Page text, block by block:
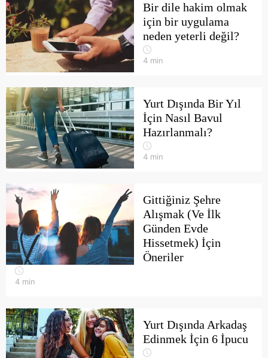
Bir dile hakim olmak
için bir uygulama
neden yeterli değil?
4 min
Yurt Dışında Bir Yıl
İçin Nasıl Bavul
Hazırlanmalı?
4 min
Gittiğiniz Şehre
Alışmak (Ve İlk
Günden Evde
Hissetmek) İçin
Öneriler
4 min
Yurt Dışında Arkadaş
Edinmek İçin 6 İpucu